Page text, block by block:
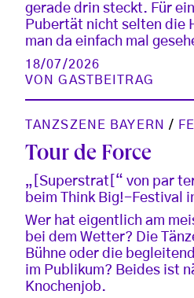
gerade drin steckt. Für
Pubertät nicht selten die
man da einfach mal
18/07/2026
VONGASTBEITRAG
TANZSZENE BAYERN /
Tour de Force
„[Superstrat[“ von par
beim Think Big!-Festival
Wer hat eigentlich am
bei dem Wetter? Die
Bühne oder die
im Publikum? Beides ist
Knochenjob.